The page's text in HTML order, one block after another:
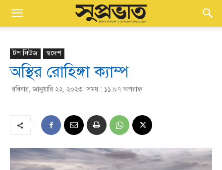
টপ নিউজ স্বদেশ
অস্থির রোহিঙ্গা ক্যাম্প
রবিবার, জানুয়ারি ২২, ২০২৩; সময় : ১১:০৭ অপরাহ্ণ